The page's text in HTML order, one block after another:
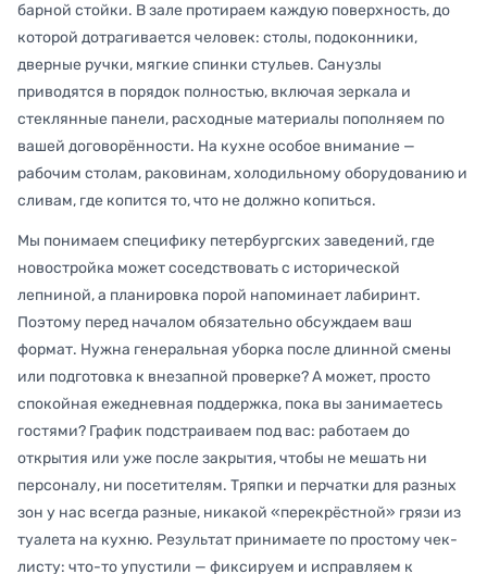
барной стойки. В зале протираем каждую поверхность, до
которой дотрагивается человек: столы, подоконники,
дверные ручки, мягкие спинки стульев. Санузлы
приводятся в порядок полностью, включая зеркала и
стеклянные панели, расходные материалы пополняем по
вашей договорённости. На кухне особое внимание —
рабочим столам, раковинам, холодильному оборудованию и
сливам, где копится то, что не должно копиться.
Мы понимаем специфику петербургских заведений, где
новостройка может соседствовать с исторической
лепниной, а планировка порой напоминает лабиринт.
Поэтому перед началом обязательно обсуждаем ваш
формат. Нужна генеральная уборка после длинной смены
или подготовка к внезапной проверке? А может, просто
спокойная ежедневная поддержка, пока вы занимаетесь
гостями? График подстраиваем под вас: работаем до
открытия или уже после закрытия, чтобы не мешать ни
персоналу, ни посетителям. Тряпки и перчатки для разных
зон у нас всегда разные, никакой «перекрёстной» грязи из
туалета на кухню. Результат принимаете по простому чек-
листу: что-то упустили — фиксируем и исправляем к